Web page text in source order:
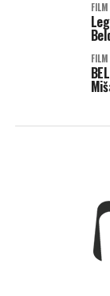
FILM
FILM